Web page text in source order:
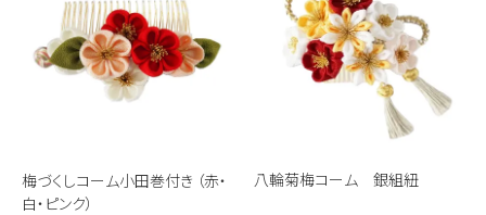
梅づくしコーム小田巻付き （赤・
白・ピンク）
八輪菊梅コーム 銀組紐